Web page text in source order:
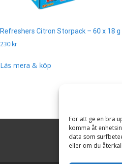
För att ge en bra
komma åt
data som
eller om du
Refreshers Citron Storpack – 60 x 18 g
230 kr
Läs mera & köp